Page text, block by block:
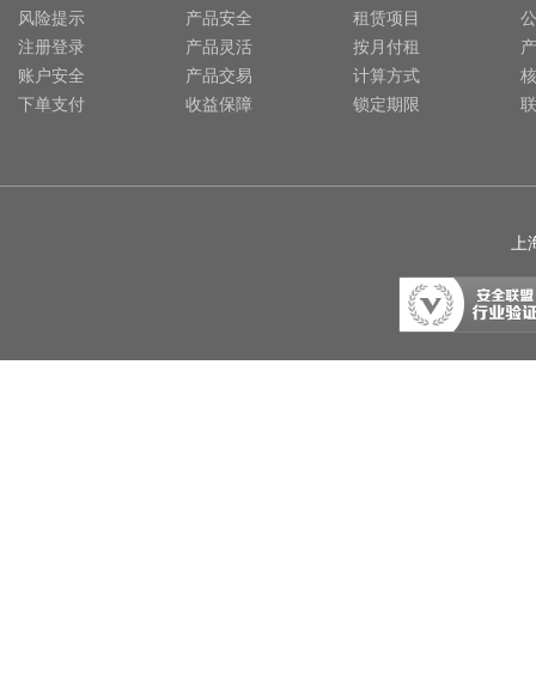
风险提示
注册登录
账户安全
下单支付
产品安全
产品灵活
产品交易
收益保障
租赁项目
按月付租
计算方式
锁定期限